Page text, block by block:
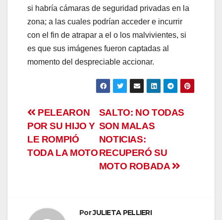
si habría cámaras de seguridad privadas en la
zona; a las cuales podrían acceder e incurrir
con el fin de atrapar a el o los malvivientes, si
es que sus imágenes fueron captadas al
momento del despreciable accionar.
Navegación
de
entradas
SALTO: NO TODAS
SON MALAS
NOTICIAS:
RECUPERÓ SU
MOTO ROBADA
PELEARON
POR SU HIJO Y
LE ROMPIÓ
TODA LA MOTO
PorJULIETA PELLIERI